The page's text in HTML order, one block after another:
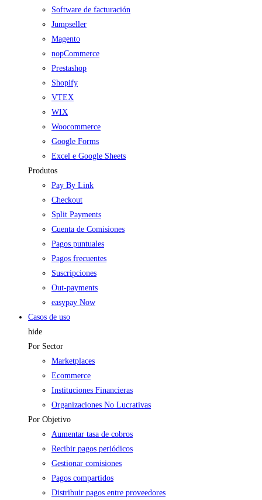
Software de facturación
Jumpseller
Magento
nopCommerce
Prestashop
Shopify
VTEX
WIX
Woocommerce
Google Forms
Excel e Google Sheets
Produtos
Pay By Link
Checkout
Split Payments
Cuenta de Comisiones
Pagos puntuales
Pagos frecuentes
Suscripciones
Out-payments
easypay Now
Casos de uso
hide
Por Sector
Marketplaces
Ecommerce
Instituciones Financieras
Organizaciones No Lucrativas
Por Objetivo
Aumentar tasa de cobros
Recibir pagos periódicos
Gestionar comisiones
Pagos compartidos
Distribuir pagos entre proveedores